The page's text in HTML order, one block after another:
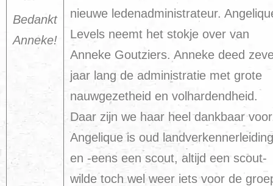
Bedankt
Anneke!
nieuwe ledenadministrateur.
Levels neemt het stokje over van
Anneke Goutziers. Anneke deed
jaar lang de administratie met grote
nauwgezetheid en volhardendheid.
Daar zijn we haar heel dankbaar
Angelique is oud landverkennerleiding
en -eens een scout, altijd een scout-
wilde toch wel weer iets voor de